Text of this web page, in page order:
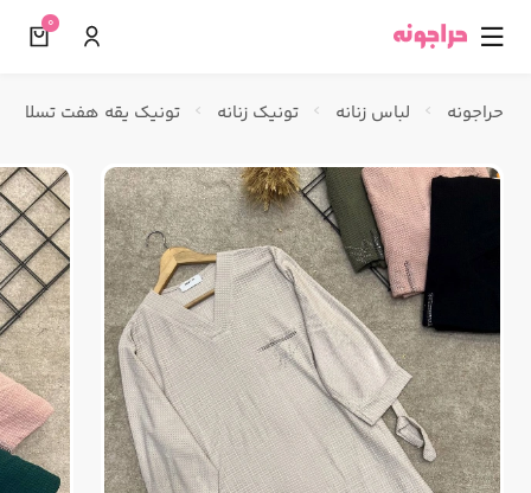
☰
0
حراجونه لباس زنانه تونیک زنانه تونیک یقه هفت تسلا